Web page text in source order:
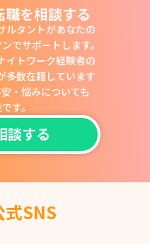
を相談する
ルタントがあなたの
でサポートします。
イトワーク経験者の
多数在籍しています
・悩みについても
す。
談する
SNS